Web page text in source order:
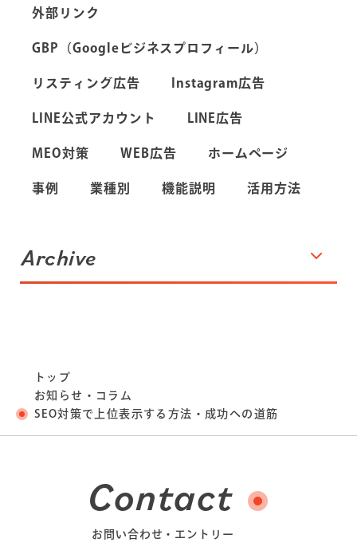
外部リンク
GBP（Googleビジネスプロフィール）
リスティング広告 Instagram広告
LINE公式アカウント LINE広告
MEO対策 WEB広告 ホームページ
事例 業種別 機能説明 活用方法
Archive
トップ
お知らせ・コラム
SEO対策で上位表示する方法・成功への道筋
Contact
お問い合わせ・エントリー